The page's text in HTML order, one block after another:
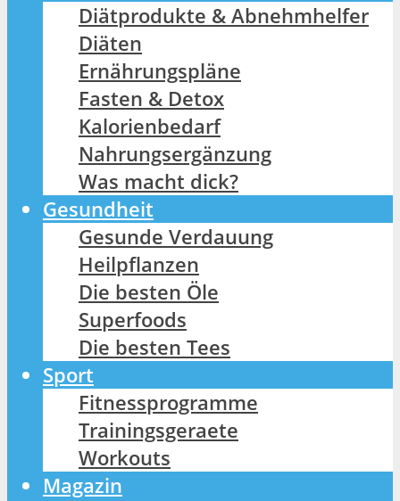
Diätprodukte & Abnehmhelfer
Diäten
Ernährungspläne
Fasten & Detox
Kalorienbedarf
Nahrungsergänzung
Was macht dick?
Gesundheit
Gesunde Verdauung
Heilpflanzen
Die besten Öle
Superfoods
Die besten Tees
Sport
Fitnessprogramme
Trainingsgeraete
Workouts
Magazin